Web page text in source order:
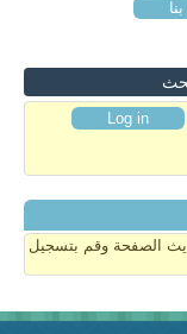
الصفحة وقم بتسجيل